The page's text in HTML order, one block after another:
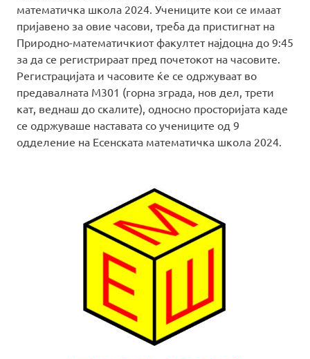
математичка школа 2024. Учениците кои се имаат
пријавено за овие часови, треба да пристигнат на
Природно-математичкиот факултет најдоцна до 9:45
за да се регистрираат пред почетокот на часовите.
Регистрацијата и часовите ќе се одржуваат во
предавалната М301 (горна зграда, нов дел, трети
кат, веднаш до скалите), односно просторијата каде
се одржуваше наставата со учениците од 9
одделение на Есенската математичка школа 2024.